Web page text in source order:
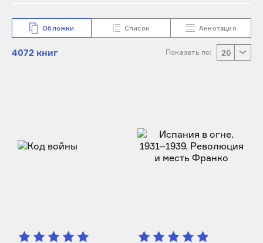
Обложки Список Аннотация
4072 книг Показать по: 20